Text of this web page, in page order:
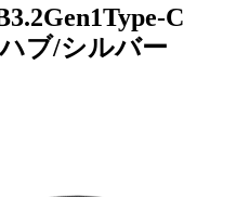
C
ブ/シルバー